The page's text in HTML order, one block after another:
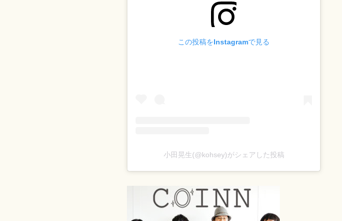
この投稿をInstagramで見る
小田晃生(@kohsey)がシェアした投稿